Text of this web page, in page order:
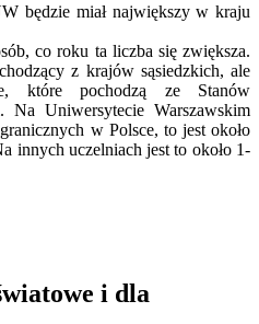
będzie miał największy w kraju
co roku ta liczba się zwiększa.
z krajów sąsiedzkich, ale
które pochodzą ze Stanów
Uniwersytecie Warszawskim
w Polsce, to jest około
innych uczelniach jest to około 1-
i dla